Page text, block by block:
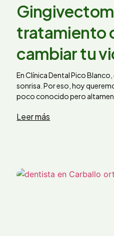
tratamiento
cambiar tu
En Clínica Dental Pico
sonrisa. Por eso, hoy
poco conocido pero
Leer más